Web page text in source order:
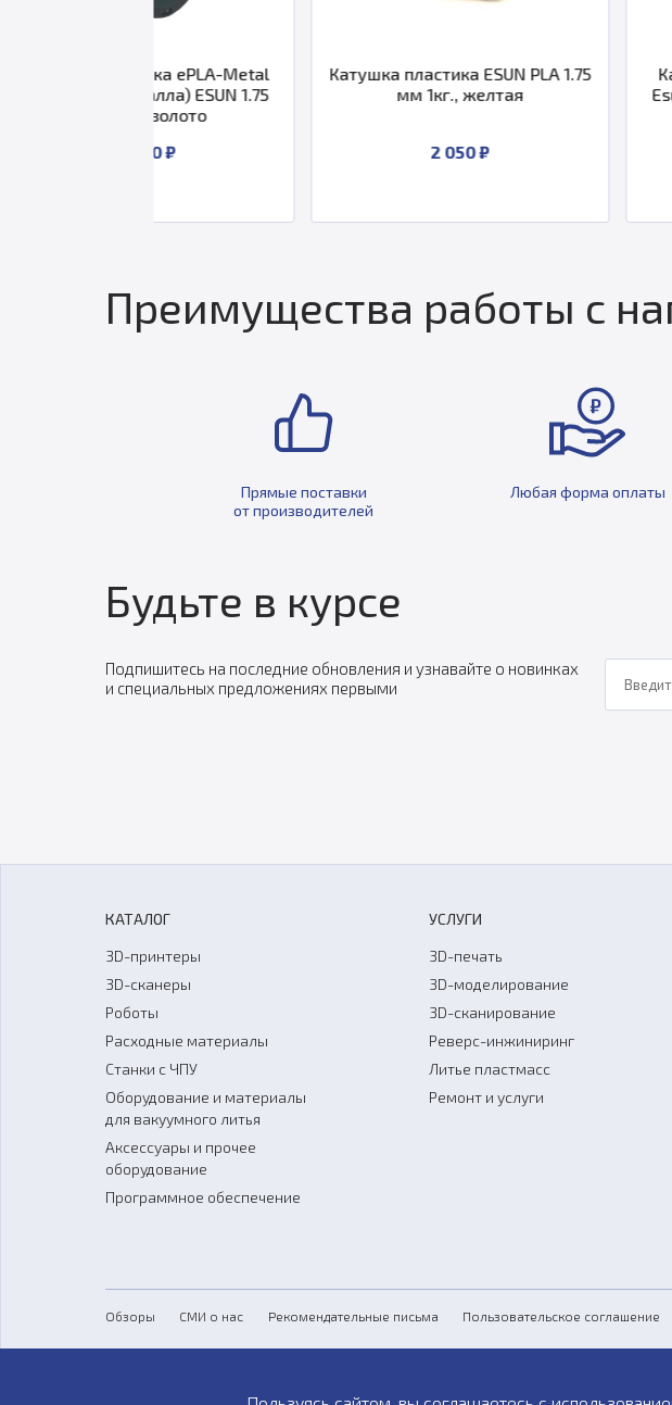
Катушка пластика ESUN PLA 1.75
мм 1кг., желтая
Катушка
Esun, 1.75 мм, 1
Преимущества работы с
Прямые поставки
от производителей
Любая форма оплаты
Будьте в курсе
Подпишитесь на последние обновления и узнавайте о новинках
и специальных предложениях первыми
КАТАЛОГ
3D-принтеры
3D-сканеры
Роботы
Расходные материалы
Станки с ЧПУ
Оборудование и материалы
для вакуумного литья
Аксессуары и прочее
оборудование
Программное обеспечение
УСЛУГИ
3D-печать
3D-моделирование
3D-сканирование
Реверс-инжиниринг
Литье пластмасс
Ремонт и услуги
Обзоры СМИ о нас Рекомендательные письма Пользовательское соглашение